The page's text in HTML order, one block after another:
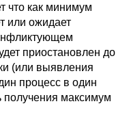
что как минимум
или ожидает
приостановлен до
(или выявления
процесс в один
максимум